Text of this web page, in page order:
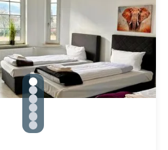
gallery.slide_selector
Zu Slide 1 wechseln
Zu Slide 2 wechseln
Zu Slide 3 wechseln
Zu Slide 4 wechseln
Zu Slide 5 wechseln
Zu Slide 6 wechseln